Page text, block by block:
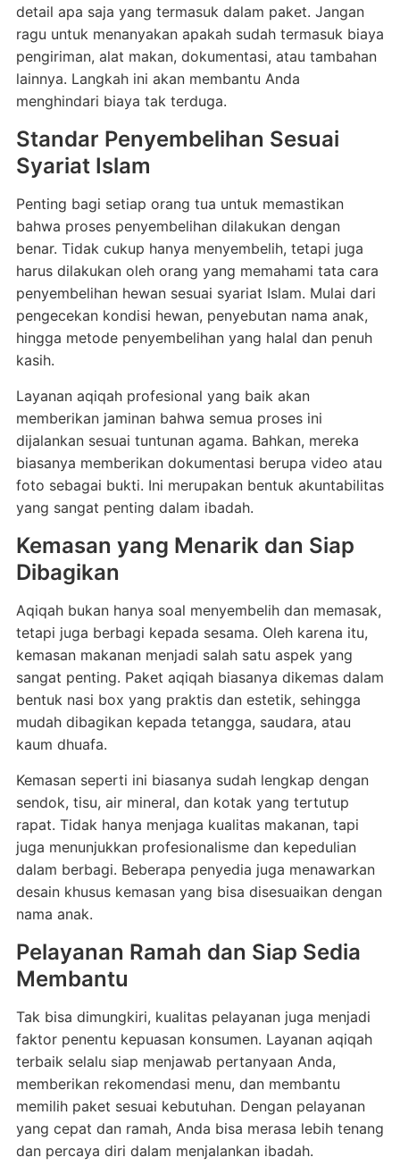
detail apa saja yang termasuk dalam paket. Jangan
ragu untuk menanyakan apakah sudah termasuk biaya
pengiriman, alat makan, dokumentasi, atau tambahan
lainnya. Langkah ini akan membantu Anda
menghindari biaya tak terduga.
Standar Penyembelihan Sesuai
Syariat Islam
Penting bagi setiap orang tua untuk memastikan
bahwa proses penyembelihan dilakukan dengan
benar. Tidak cukup hanya menyembelih, tetapi juga
harus dilakukan oleh orang yang memahami tata cara
penyembelihan hewan sesuai syariat Islam. Mulai dari
pengecekan kondisi hewan, penyebutan nama anak,
hingga metode penyembelihan yang halal dan penuh
kasih.
Layanan aqiqah profesional yang baik akan
memberikan jaminan bahwa semua proses ini
dijalankan sesuai tuntunan agama. Bahkan, mereka
biasanya memberikan dokumentasi berupa video atau
foto sebagai bukti. Ini merupakan bentuk akuntabilitas
yang sangat penting dalam ibadah.
Kemasan yang Menarik dan Siap
Dibagikan
Aqiqah bukan hanya soal menyembelih dan memasak,
tetapi juga berbagi kepada sesama. Oleh karena itu,
kemasan makanan menjadi salah satu aspek yang
sangat penting. Paket aqiqah biasanya dikemas dalam
bentuk nasi box yang praktis dan estetik, sehingga
mudah dibagikan kepada tetangga, saudara, atau
kaum dhuafa.
Kemasan seperti ini biasanya sudah lengkap dengan
sendok, tisu, air mineral, dan kotak yang tertutup
rapat. Tidak hanya menjaga kualitas makanan, tapi
juga menunjukkan profesionalisme dan kepedulian
dalam berbagi. Beberapa penyedia juga menawarkan
desain khusus kemasan yang bisa disesuaikan dengan
nama anak.
Pelayanan Ramah dan Siap Sedia
Membantu
Tak bisa dimungkiri, kualitas pelayanan juga menjadi
faktor penentu kepuasan konsumen. Layanan aqiqah
terbaik selalu siap menjawab pertanyaan Anda,
memberikan rekomendasi menu, dan membantu
memilih paket sesuai kebutuhan. Dengan pelayanan
yang cepat dan ramah, Anda bisa merasa lebih tenang
dan percaya diri dalam menjalankan ibadah.